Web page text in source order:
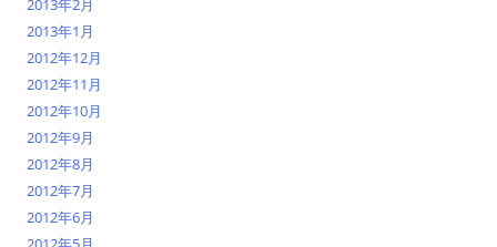
2013年2月
2013年1月
2012年12月
2012年11月
2012年10月
2012年9月
2012年8月
2012年7月
2012年6月